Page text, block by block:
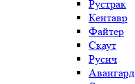
Рустрак
Кентавр
Файтер
Скаут
Русич
Авангард